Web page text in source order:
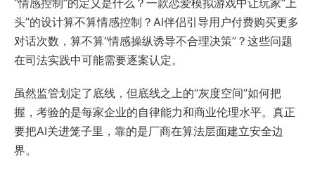
头”的设计算不算情感控制？AI伴侣引导用户付费购买更多
对话次数，算不算“情感操纵诱导不合理决策”？这些问题
在司法实践中可能需要逐案认定。
虽然监管划定了底线，但底线之上的“灰度空间”如何把
握，考验的是每家企业的自律能力和商业伦理水平。真正
要把AI关进笼子里，靠的是厂商在算法层面建立安全边
界。